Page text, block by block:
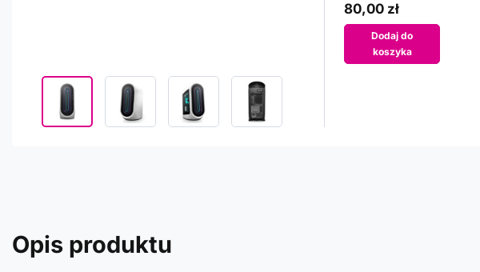
80,00 zł
Dodaj do
koszyka
Opis produktu